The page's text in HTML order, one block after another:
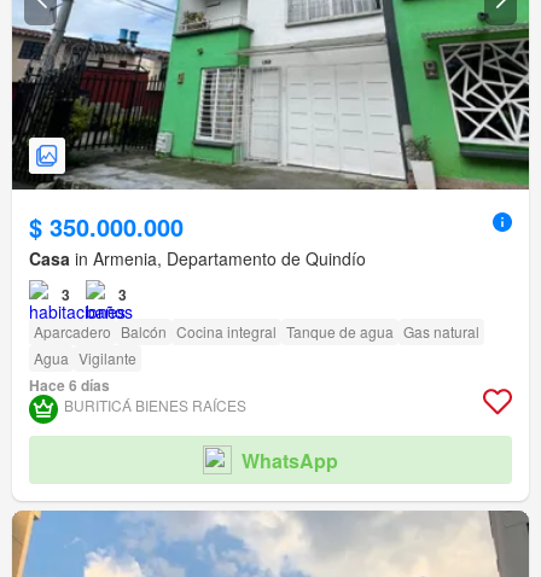
$ 350.000.000
Casa in Armenia, Departamento de Quindío
3 3
Aparcadero Balcón Cocina integral Tanque de agua Gas natural
Agua Vigilante
Hace 6 días
BURITICÁ BIENES RAÍCES
WhatsApp